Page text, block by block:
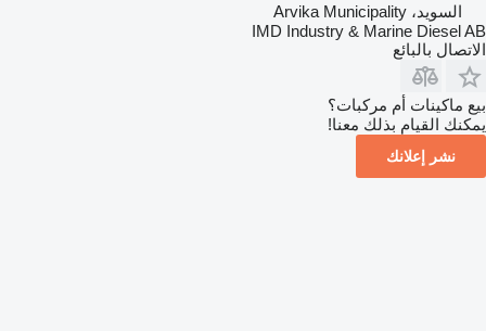
السويد، Arvika Municipality
IMD Industry & Marine Diesel AB
الاتصال بالبائع
بيع ماكينات أم مركبات؟
يمكنك القيام بذلك معنا!
نشر إعلانك